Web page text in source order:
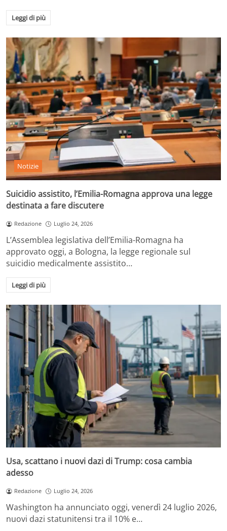
Leggi di più
Notizie
Suicidio assistito, l’Emilia-Romagna approva una legge
destinata a fare discutere
Redazione Luglio 24, 2026
L’Assemblea legislativa dell’Emilia-Romagna ha
approvato oggi, a Bologna, la legge regionale sul
suicidio medicalmente assistito…
Leggi di più
Usa, scattano i nuovi dazi di Trump: cosa cambia
adesso
Redazione Luglio 24, 2026
Washington ha annunciato oggi, venerdì 24 luglio 2026,
nuovi dazi statunitensi tra il 10% e…